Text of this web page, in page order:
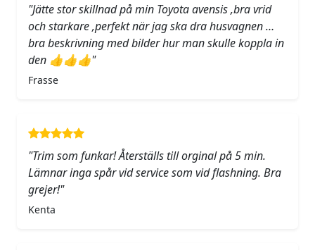
"Jätte stor skillnad på min Toyota avensis ,bra vrid
och starkare ,perfekt när jag ska dra husvagnen …
bra beskrivning med bilder hur man skulle koppla in
den 👍👍👍"
Frasse
"Trim som funkar! Återställs till orginal på 5 min.
Lämnar inga spår vid service som vid flashning. Bra
grejer!"
Kenta